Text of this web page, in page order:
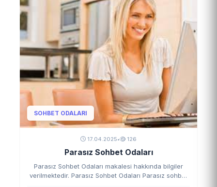
SOHBET ODALARI
17.04.2025• 126
Parasız Sohbet Odaları
Parasız Sohbet Odaları makalesi hakkında bilgiler
verilmektedir. Parasız Sohbet Odaları Parasız sohbet